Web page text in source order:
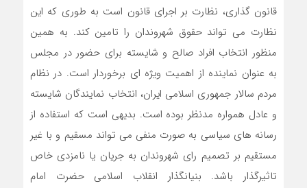
قانون گذاری، نظارت بر اجرای قانون است به طوری که این
نظارت می تواند حقوق شهروندان را تامین کند. به همین
منظور انتخاب افراد صالح و شایسته برای حضور در مجلس
به عنوان نماینده از اهمیت ویژه ای برخوردار است. در نظام
مردم سالار جمهوری اسلامی ایران، انتخاب نمایندگان شایسته
و عادل همواره مدنظر بوده است. بدیهی است که استفاده از
رسانه های سیاسی به صورت منفی می تواند مسقیم و با غیر
مستقیم بر تصمیم رای شهروندان به جریان یا نامزدی خاص
تاثیرگذار باشد. بنیانگذار انقلاب اسلامی حضرت امام